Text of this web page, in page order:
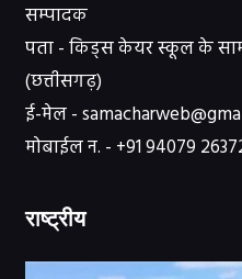
सम्पादक
पता - किड्स केयर स्कूल के
(छत्तीसगढ़)
ई-मेल -
मोबाईल न. - +91 94079
राष्ट्रीय